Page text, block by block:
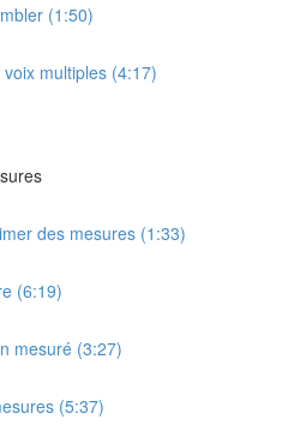
(1:50)
multiples (4:17)
des mesures (1:33)
(6:19)
mesuré (3:27)
(5:37)